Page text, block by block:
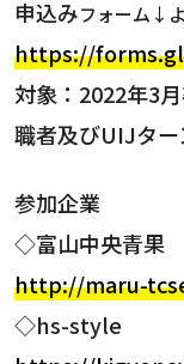
申込みフォーム↓
https://
対象：2022年3
職者及びUIJタ
参加企業
◇富山中央青果
http://maru-
◇hs-style